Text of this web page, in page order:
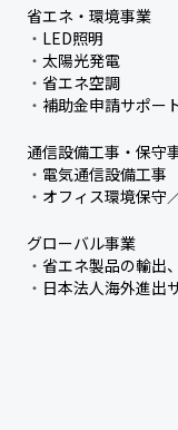
省エネ・環境事業
・ LED照明
・ 太陽光発電
・ 省エネ空調
・ 補助金申請サポー
通信設備工事・保守
・ 電気通信設備工事
・ オフィス環境保守
グローバル事業
・ 省エネ製品の輸出
・ 日本法人海外進出